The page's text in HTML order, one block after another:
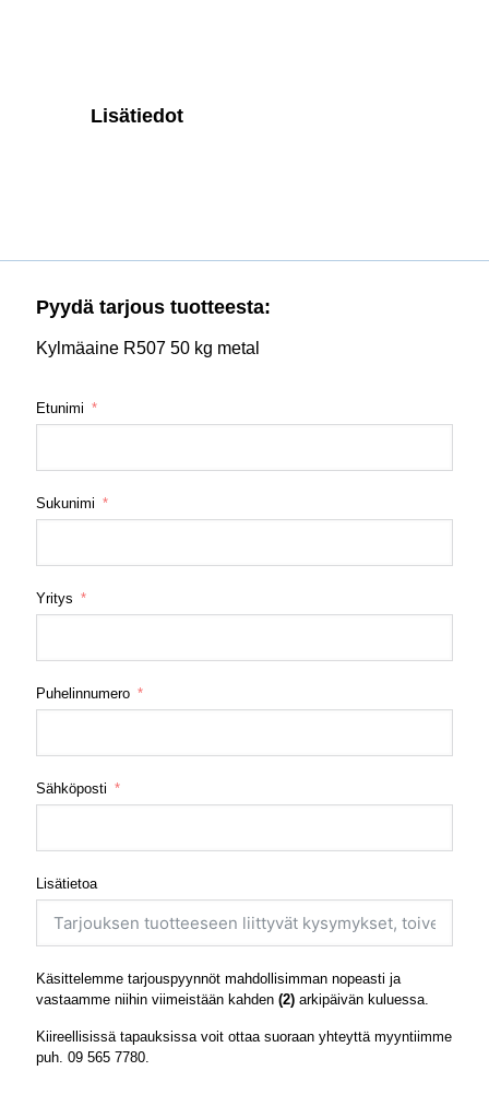
Lisätiedot
Pyydä tarjous tuotteesta:
Kylmäaine R507 50 kg metal
Etunimi
Sukunimi
Yritys
Puhelinnumero
Sähköposti
Lisätietoa
Käsittelemme tarjouspyynnöt mahdollisimman nopeasti ja
vastaamme niihin viimeistään kahden (2) arkipäivän kuluessa.
Kiireellisissä tapauksissa voit ottaa suoraan yhteyttä myyntiimme
puh. 09 565 7780